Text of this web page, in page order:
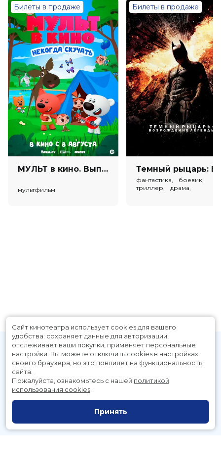
Страна
Россия
Жанр
мультфильм
Длительность
40 мин
В прокате
с 29 ноября до 26 декабря
Билеты в продаже
МУЛЬТ в кино. Выпуск №198. Некогда скучать (0+)
мультфильм
Билеты в продаже
фантастика, боевик,
триллер, драма,
Расписание
Скоро в кино
Служба поддержки
Сайт кинотеатра использует cookies для вашего
удобства: сохраняет данные для авторизации,
отслеживает ваши покупки, применяет персональные
настройки. Вы можете отключить cookies в настройках
своего браузера, но это повлияет на функциональность
сайта.
Пожалуйста, ознакомьтесь с нашей политикой
использования cookies
Принять